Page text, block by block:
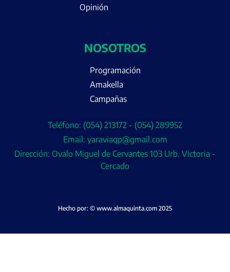
Opinión
NOSOTROS
Programación
Amakella
Campañas
Teléfono: (054) 213172 - (054) 289952
Email: yaraviaqp@gmail.com
Dirección: Ovalo Miguel de Cervantes 103 Urb. Victoria -
Cercado
Hecho por: © www.almaquinta.com 2025